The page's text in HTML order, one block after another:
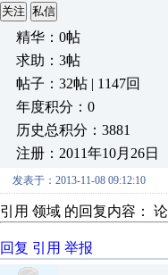
关注 私信
精华：0帖
求助：3帖
帖子：32帖 | 1147回
年度积分：0
历史总积分：3881
注册：2011年10月26日
发表于：2013-11-08 09:12:10
引用 领域 的回复内容：
回复 引用 举报